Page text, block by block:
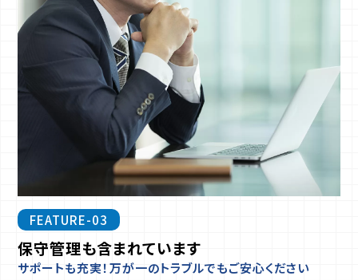
FEATURE-03
保守管理も含まれています
サポートも充実！万が一のトラブルでもご安心ください